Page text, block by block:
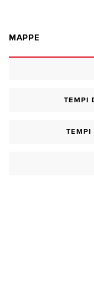
MAPPE
TEMPI
TEMPI